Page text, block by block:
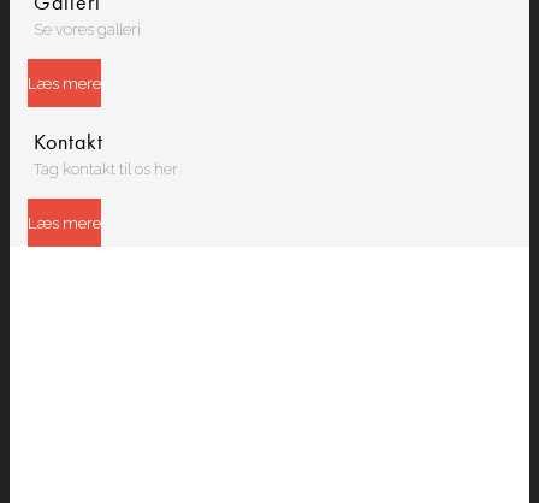
Se vores galleri
Læs mere
Kontakt
Tag kontakt til os her
Læs mere